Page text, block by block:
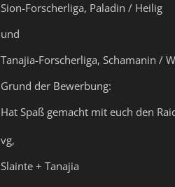
Sion-Forscherliga, Paladin / Heilig
und
Tanajia-Forscherliga, Schamanin /
Grund der Bewerbung:
Hat Spaß gemacht mit euch den
vg,
Slainte + Tanajia